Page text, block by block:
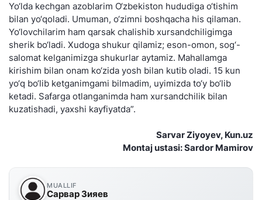
Yo‘lda kechgan azoblarim O‘zbekiston hududiga o‘tishim
bilan yo‘qoladi. Umuman, o‘zimni boshqacha his qilaman.
Yo‘lovchilarim ham qarsak chalishib xursandchiligimga
sherik bo‘ladi. Xudoga shukur qilamiz; eson-omon, sog‘-
salomat kelganimizga shukurlar aytamiz. Mahallamga
kirishim bilan onam ko‘zida yosh bilan kutib oladi. 15 kun
yo‘q bo‘lib ketganimgami bilmadim, uyimizda to‘y bo‘lib
ketadi. Safarga otlanganimda ham xursandchilik bilan
kuzatishadi, yaxshi kayfiyatda”.
Sarvar Ziyoyev, Kun.uz
Montaj ustasi: Sardor Mamirov
MUALLIF
Сарвар Зияев